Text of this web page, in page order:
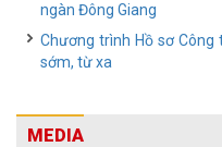
ngàn Đông Giang
Chương trình Hồ sơ
sớm, từ xa
MEDIA